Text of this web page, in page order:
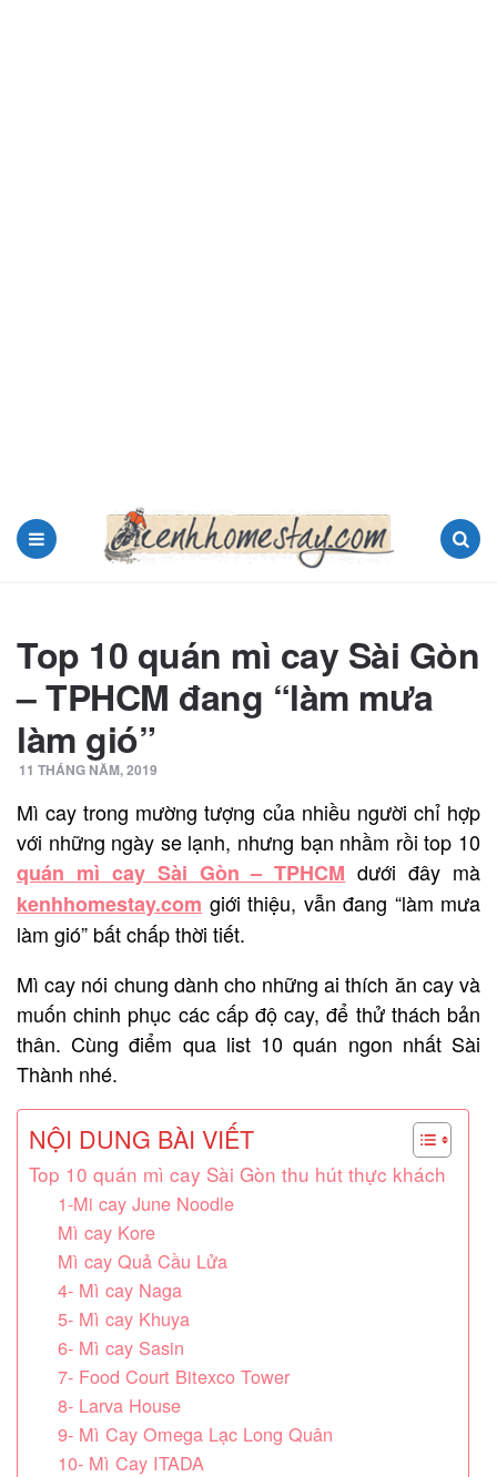
Top 10 quán mì cay Sài Gòn
– TPHCM đang “làm mưa
làm gió”
11 THÁNG NĂM, 2019
Mì cay trong mường tượng của nhiều người chỉ hợp
với những ngày se lạnh, nhưng bạn nhầm rồi top 10
quán mì cay Sài Gòn – TPHCM dưới đây mà
kenhhomestay.com giới thiệu, vẫn đang “làm mưa
làm gió” bất chấp thời tiết.
Mì cay nói chung dành cho những ai thích ăn cay và
muốn chinh phục các cấp độ cay, để thử thách bản
thân. Cùng điểm qua list 10 quán ngon nhất Sài
Thành nhé.
NỘI DUNG BÀI VIẾT
Top 10 quán mì cay Sài Gòn thu hút thực khách
1-Mi cay June Noodle
Mì cay Kore
Mì cay Quả Cầu Lửa
4- Mì cay Naga
5- Mì cay Khuya
6- Mì cay Sasin
7- Food Court Bitexco Tower
8- Larva House
9- Mì Cay Omega Lạc Long Quân
10- Mì Cay ITADA